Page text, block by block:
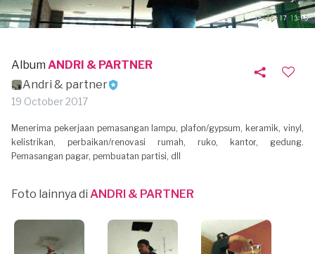
Album ANDRI & PARTNER
Andri & partner
19 October 2017
Menerima pekerjaan pemasangan lampu, plafon/gypsum, keramik, vinyl,
kelistrikan, perbaikan/renovasi rumah, ruko, kantor, gedung.
Pemasangan pagar, pembuatan partisi, dll
Foto lainnya di ANDRI & PARTNER